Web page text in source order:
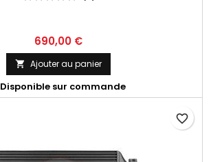
Prix
690,00 €
 Ajouter au panier
Disponible sur commande
favorite_border